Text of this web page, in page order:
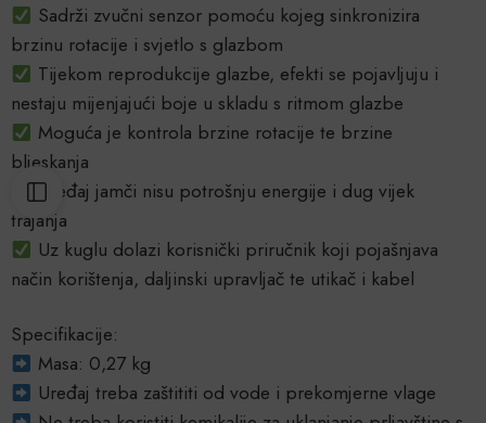
Sadrži zvučni senzor pomoću kojeg sinkronizira
brzinu rotacije i svjetlo s glazbom
Tijekom reprodukcije glazbe, efekti se pojavljuju i
nestaju mijenjajući boje u skladu s ritmom glazbe
Moguća je kontrola brzine rotacije te brzine
bljeskanja
Uređaj jamči nisu potrošnju energije i dug vijek
trajanja
Uz kuglu dolazi korisnički priručnik koji pojašnjava
način korištenja, daljinski upravljač te utikač i kabel
Specifikacije:
Masa: 0,27 kg
Uređaj treba zaštititi od vode i prekomjerne vlage